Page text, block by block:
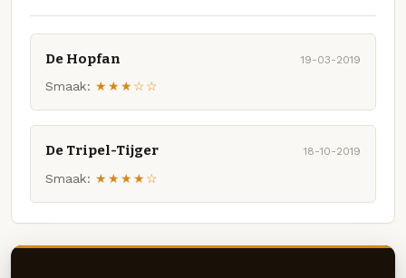
De Hopfan 19-03-2019
Smaak: ★★★☆☆
De Tripel-Tijger 18-10-2019
Smaak: ★★★★☆